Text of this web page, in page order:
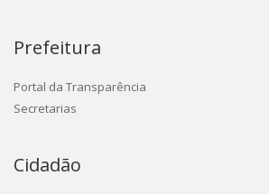
Prefeitura
Portal da Transparência
Secretarias
Cidadão